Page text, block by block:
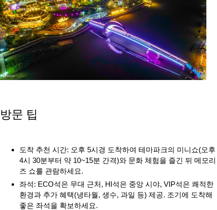
방문 팁
도착 추천 시간: 오후 5시경 도착하여 테마파크의 미니쇼(오후
4시 30분부터 약 10~15분 간격)와 문화 체험을 즐긴 뒤 메모리
즈 쇼를 관람하세요.
좌석: ECO석은 무대 근처, HI석은 중앙 시야, VIP석은 쾌적한
환경과 추가 혜택(냉타월, 생수, 과일 등) 제공. 조기에 도착해
좋은 좌석을 확보하세요.